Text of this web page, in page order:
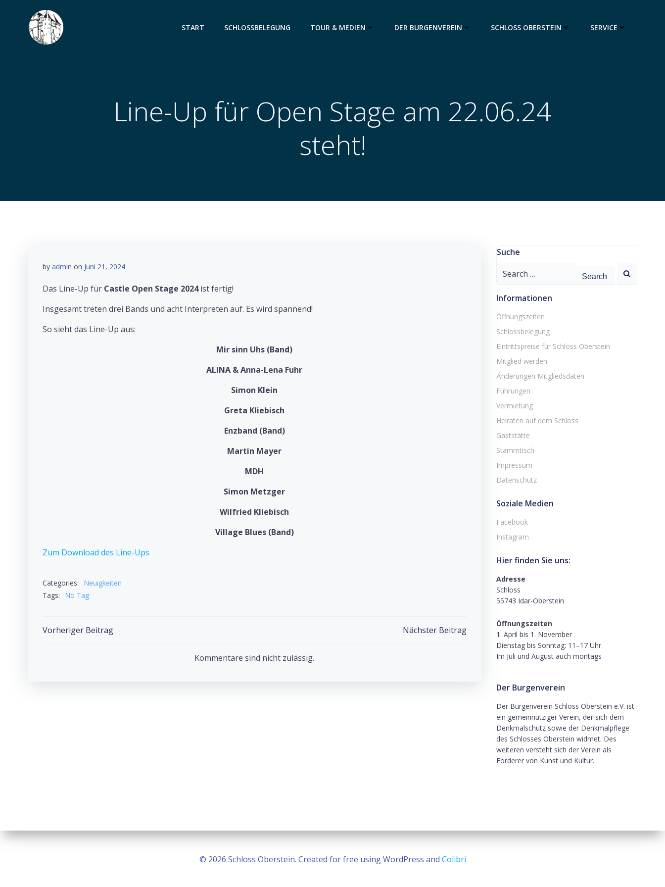
springen
START SCHLOSSBELEGUNG TOUR & MEDIEN DER BURGENVEREIN SCHLOSS OBERSTEIN SERVICE
Line-Up für Open Stage am 22.06.24
steht!
by admin on Juni 21, 2024
Das Line-Up für Castle Open Stage 2024ist fertig!
Insgesamt treten drei Bands und acht Interpreten auf. Es wird spannend!
So sieht das Line-Up aus:
Mir sinn Uhs (Band)
ALINA & Anna-Lena Fuhr
Simon Klein
Greta Kliebisch
Enzband (Band)
Martin Mayer
MDH
Simon Metzger
Wilfried Kliebisch
Village Blues (Band)
Zum Download des Line-Ups
Categories:
Neuigkeiten
Tags:
No Tag
Post
Vorheriger Beitrag
navigation
Nächster Beitrag
Kommentare sind nicht zulässig.
Suche
Search
Informationen
Öffnungszeiten
Schlossbelegung
Eintrittspreise für Schloss Oberstein
Mitglied werden
Änderungen Mitgliedsdaten
Führungen
Vermietung
Heiraten auf dem Schloss
Gaststätte
Stammtisch
Impressum
Datenschutz
Soziale Medien
Facebook
Instagram
Hier finden Sie uns:
Adresse
Schloss
55743 Idar-Oberstein
Öffnungszeiten
1. April bis 1. November
Dienstag bis Sonntag: 11–17 Uhr
Im Juli und August auch montags
Der Burgenverein
Der Burgenverein Schloss Oberstein e.V. ist
ein gemeinnütziger Verein, der sich dem
Denkmalschutz sowie der Denkmalpflege
des Schlosses Oberstein widmet. Des
weiteren versteht sich der Verein als
Förderer von Kunst und Kultur.
© 2026 Schloss Oberstein. Created for free using WordPress and Colibri